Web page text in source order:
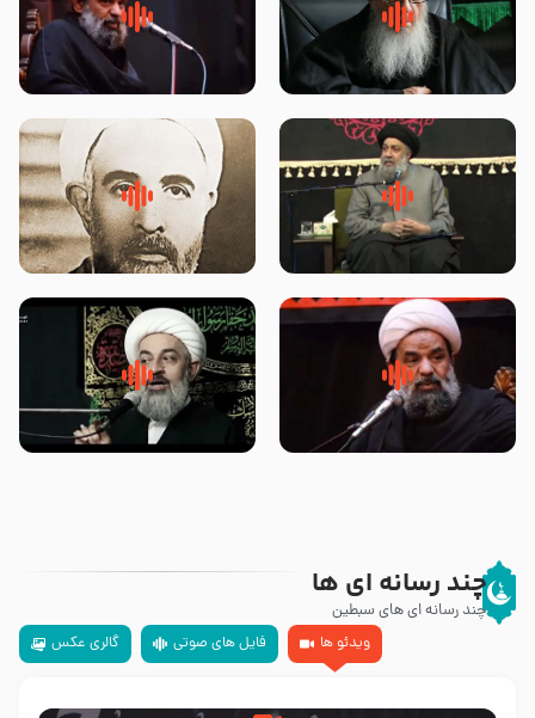
زوّار اربعین امام حسین (علیه
السلام) با این اشتیاق به زیارت
روضه جانسوز پاره های جگر امام
حسن مجتبی علیه السلام-حجت
لقب حضرت رقیه سلام الله علیها به
چه معناست – حجت الاسلام علوی
روضه‌ی مجلس یزید ملعون و
اسارت اهل‌بیت علیهم‌السلام –
محدث زاده
سلام جوانی که امام حسین علیه
السلام خودش جوابش را دادند
زیارتی که اسباب رزق زیاد و عمر
طولانی است حجت السلام حسین
چند رسانه ای ها
چند رسانه ای های سبطین
ویدئو ها
فایل های صوتی گالری عکس